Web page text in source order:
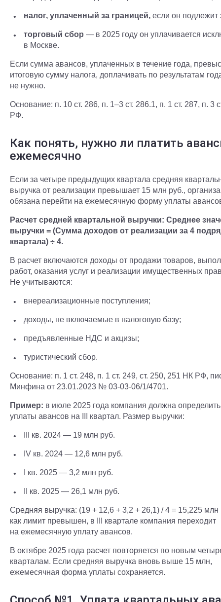
налог, уплаченный за границей, если он подлежит
торговый сбор — в 2025 году он уплачивается
в Москве.
Если сумма авансов, уплаченных в течение года,
итоговую сумму налога, доплачивать по результатам
не нужно.
Основание: п. 10 ст. 286, п. 1–3 ст. 286.1, п. 1 ст. 287, п. 3
РФ.
Как понять, нужно ли платить
ежемесячно
Если за четыре предыдущих квартала средняя
выручка от реализации превышает 15 млн руб.,
обязана перейти на ежемесячную форму уплаты
Расчет средней квартальной выручки: Среднее
выручки = (Сумма доходов от реализации за 4
квартала) ÷ 4.
В расчет включаются доходы от продажи товаров,
работ, оказания услуг и реализации имущественных
Не учитываются:
внереализационные поступления;
доходы, не включаемые в налоговую базу;
предъявленные НДС и акцизы;
туристический сбор.
Основание: п. 1 ст. 248, п. 1 ст. 249, ст. 250, 251 НК РФ,
Минфина от 23.01.2023 № 03-03-06/1/4701.
Пример: в июле 2025 года компания должна
уплаты авансов на III квартал. Размер выручки:
III кв. 2024 — 19 млн руб.
IV кв. 2024 — 12,6 млн руб.
I кв. 2025 — 3,2 млн руб.
II кв. 2025 — 26,1 млн руб.
Средняя выручка: (19 + 12,6 + 3,2 + 26,1) / 4 = 15,225
как лимит превышен, в III квартале компания переходит
на ежемесячную уплату авансов.
В октябре 2025 года расчет повторяется по новым
кварталам. Если средняя выручка вновь выше 15 млн,
ежемесячная форма уплаты сохраняется.